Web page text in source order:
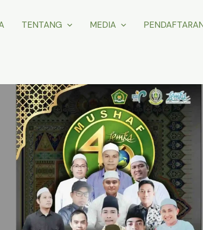
TENTANG MEDIA